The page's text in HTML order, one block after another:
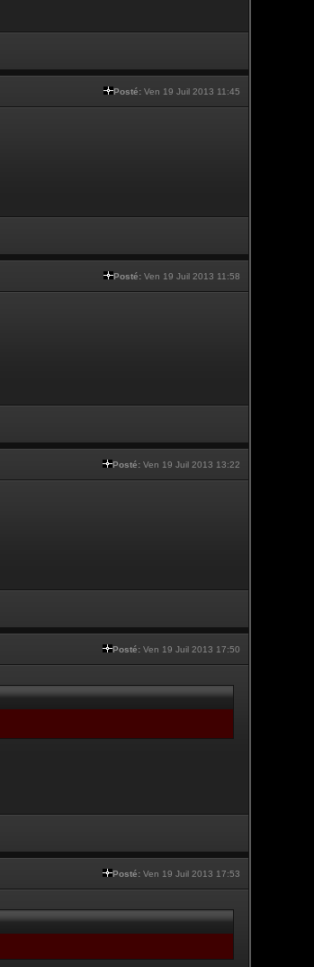
Posté: Ven 19 Juil 2013 11:45
Posté: Ven 19 Juil 2013 11:58
Posté: Ven 19 Juil 2013 13:22
Posté: Ven 19 Juil 2013 17:50
Posté: Ven 19 Juil 2013 17:53